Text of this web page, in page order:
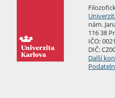
nám.
116 38
IČO:
DIČ:
Další